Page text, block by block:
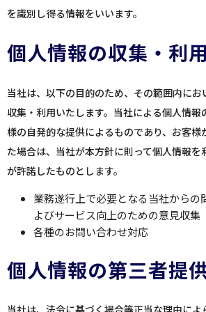
を識別し得る情報をいいます。
個人情報の収集・利用
当社は、以下の目的のため、その範囲内に
収集・利用いたします。当社による個人情
様の自発的な提供によるものであり、お客様
た場合は、当社が本方針に則って個人情報
が許諾したものとします。
業務遂行上で必要となる当社からの
よびサービス向上のための意見収集
各種のお問い合わせ対応
個人情報の第三者提